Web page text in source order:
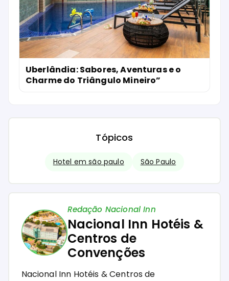
Uberlândia: Sabores, Aventuras e o
Charme do Triângulo Mineiro”
Tópicos
Hotel em são paulo São Paulo
Redação Nacional Inn
Nacional Inn Hotéis &
Centros de
Convenções
Nacional Inn Hotéis & Centros de